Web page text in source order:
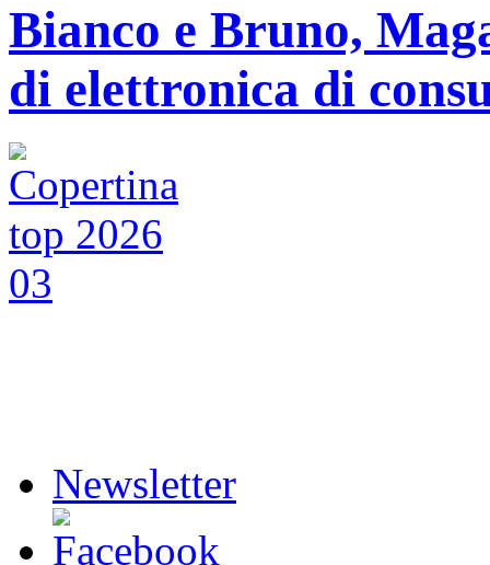
Bianco e Bruno,
di elettronica di
Newsletter